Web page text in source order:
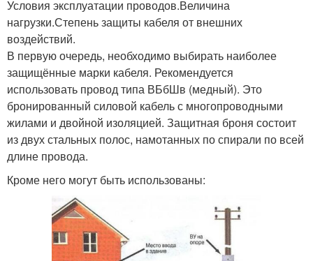
Условия эксплуатации проводов.Величина
нагрузки.Степень защиты кабеля от внешних
воздействий.
В первую очередь, необходимо выбирать наиболее
защищённые марки кабеля. Рекомендуется
использовать провод типа ВБбШв (медный). Это
бронированный силовой кабель с многопроводными
жилами и двойной изоляцией. Защитная броня состоит
из двух стальных полос, намотанных по спирали по всей
длине провода.
Кроме него могут быть использованы: